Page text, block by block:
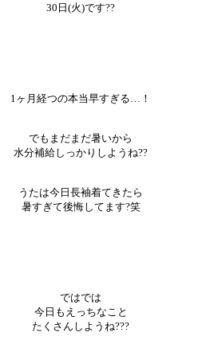
30日(火)です??
1ヶ月経つの本当早すぎる…！
でもまだまだ暑いから
水分補給しっかりしようね??
うたは今日長袖着てきたら
暑すぎて後悔してます?笑
ではでは
今日もえっちなこと
たくさんしようね???